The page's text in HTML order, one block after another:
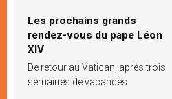
Les prochains grands
rendez-vous du pape Léon
XIV
De retour au Vatican, après trois
semaines de vacances